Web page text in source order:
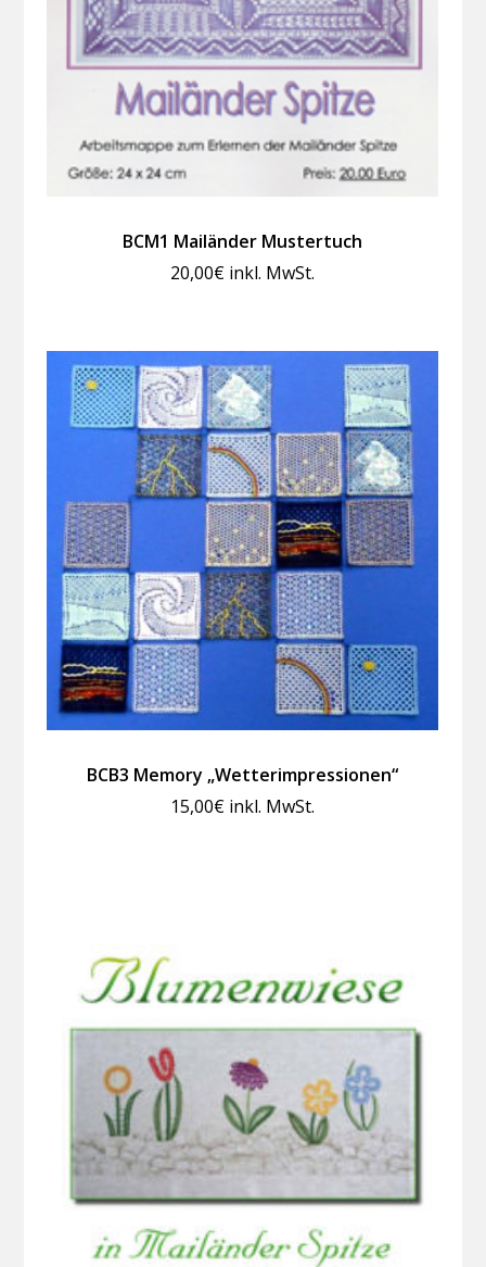
BCM1 Mailänder Mustertuch
20,00€ inkl. MwSt.
BCB3 Memory „Wetterimpressionen“
15,00€ inkl. MwSt.